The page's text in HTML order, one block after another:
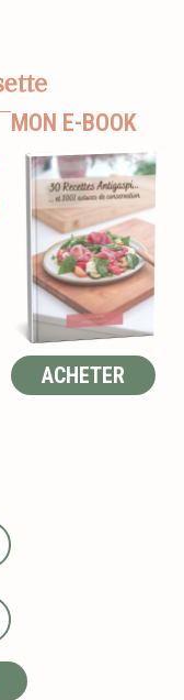
MON E-BOOK
ACHETER